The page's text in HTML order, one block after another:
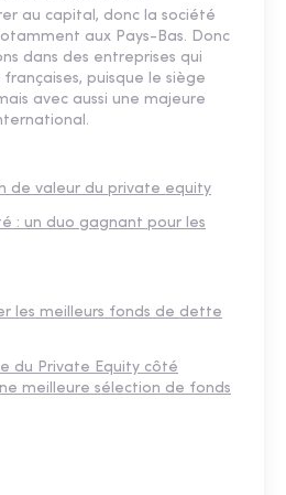
au capital, donc la société
aux Pays-Bas. Donc
dans des entreprises qui
puisque le siège
avec aussi une majeure
de valeur du private equity
: un duo gagnant pour les
les meilleurs fonds de dette
du Private Equity côté
meilleure sélection de fonds